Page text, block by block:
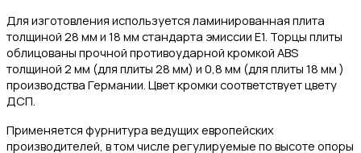
Для изготовления используется ламинированная плита
толщиной 28 мм и 18 мм стандарта эмиссии Е1. Торцы плиты
облицованы прочной противоударной кромкой ABS
толщиной 2 мм (для плиты 28 мм) и 0,8 мм (для плиты 18 мм )
производства Германии. Цвет кромки соответствует цвету
ДСП.
Применяется фурнитура ведущих европейских
производителей, в том числе регулируемые по высоте опоры